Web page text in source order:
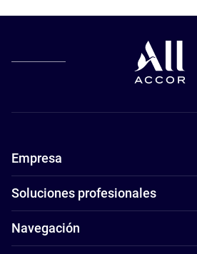
Empresa
Soluciones profesionales
Navegación